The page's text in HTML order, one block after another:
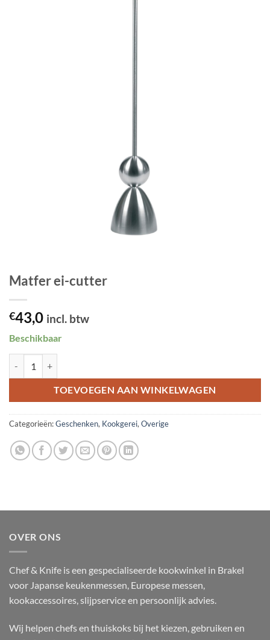
Matfer ei-cutter
€43,0 incl. btw
Beschikbaar
TOEVOEGEN AAN WINKELWAGEN
Categorieën:Geschenken, Kookgerei,Overige
OVER ONS
Chef & Knife is een gespecialiseerde kookwinkel in Brakel
voor Japanse keukenmessen, Europese messen,
kookaccessoires, slijpservice en persoonlijk advies.
Wij helpen chefs en thuiskoks bij het kiezen, gebruiken en